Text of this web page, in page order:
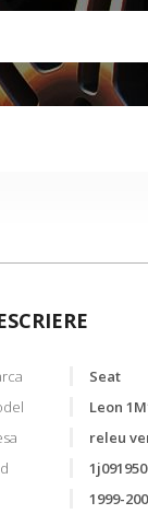
Seat
Leon
releu
1999-